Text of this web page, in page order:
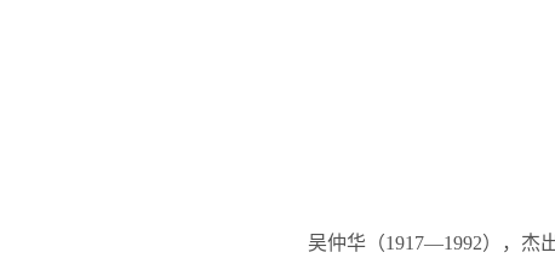
吴仲华（1917—1992），杰